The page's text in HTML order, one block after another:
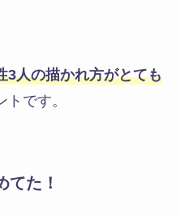
3人の描かれ方がとても
です。
てた！